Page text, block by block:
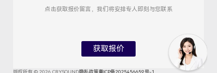
点击获取报价留言，我们将安排专人即刻与您联系
获取报价
版权所有 © 2026 CRYSOUND隐私政策粤ICP备2025456659号-1